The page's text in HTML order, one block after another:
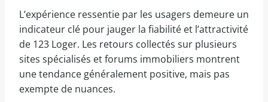
L’expérience ressentie par les usagers demeure un
indicateur clé pour jauger la fiabilité et l’attractivité
de 123 Loger. Les retours collectés sur plusieurs
sites spécialisés et forums immobiliers montrent
une tendance généralement positive, mais pas
exempte de nuances.